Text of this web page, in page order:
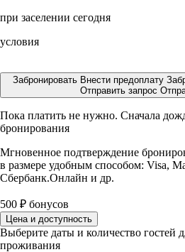
при заселении сегодня
условия
Забронировать Внести предоплату
Отправить запрос
Пока платить не нужно. Сначала
бронирования
Мгновенное подтверждение
в размере удобным способом: Visa,
Сбербанк.Онлайн и др.
500 ₽ бонусов
Цена и доступность
Выберите даты и количество гостей
проживания